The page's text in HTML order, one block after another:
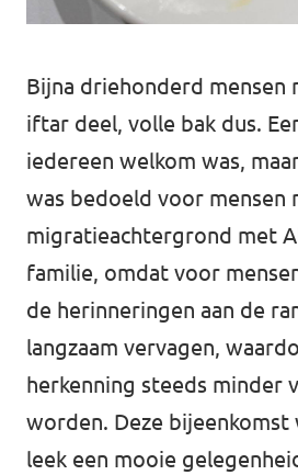
Bijna driehonderd mensen
iftar deel, volle bak dus.
iedereen welkom was,
was bedoeld voor mensen
migratieachtergrond met
familie, omdat voor
de herinneringen aan de
langzaam vervagen,
herkenning steeds minder
worden. Deze bijeenkomst
leek een mooie